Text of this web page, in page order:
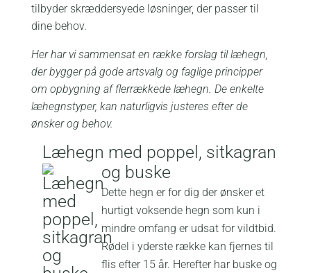
tilbyder skræddersyede løsninger, der passer til
dine behov.
Her har vi sammensat en række forslag til læhegn,
der bygger på gode artsvalg og faglige principper
om opbygning af flerrækkede læhegn. De enkelte
læhegnstyper, kan naturligvis justeres efter de
ønsker og behov.
Læhegn med poppel, sitkagran
og buske
Dette hegn er for dig der ønsker et
hurtigt voksende hegn som kun i
mindre omfang er udsat for vildtbid.
Rødel i yderste række kan fjernes til
flis efter 15 år. Herefter har buske og